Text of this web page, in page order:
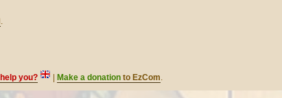
.
you? Make a donation to EzCom.